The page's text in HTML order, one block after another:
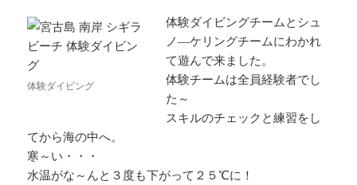
体験ダイビング
体験ダイビングチームとシュ
ノ―ケリングチームにわかれ
て遊んで来ました。
体験チームは全員経験者でし
た～
スキルのチェックと練習をし
てから海の中へ。
寒～い・・・
水温がな～んと３度も下がって２５℃に！